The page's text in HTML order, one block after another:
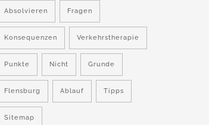
Absolvieren Fragen
Konsequenzen Verkehrstherapie
Punkte Nicht Grunde
Flensburg Ablauf Tipps
Sitemap